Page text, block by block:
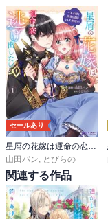
マリーの家族の件で本
ーの変に突き進んだ成
が、家族の件も乗り越
一安心。
個性的な使用人たち含
ろう。
健全さは遠いかもしれ
族」を作っていってく
番外編はこれまたまさ
最後まで予想の斜め上
侮れない話であった。
セールあり
山田パン
とびらの
関連する作品